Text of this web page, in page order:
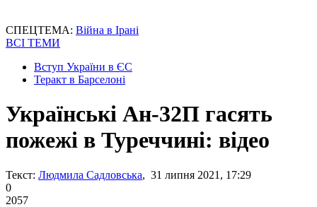
СПЕЦТЕМА: Війна в Ірані
ВСІ ТЕМИ
Вступ України в ЄС
Теракт в Барселоні
Українські Ан-32П гасять
пожежі в Туреччині: відео
Текст: Людмила Садловська, 31 липня 2021, 17:29
0
2057